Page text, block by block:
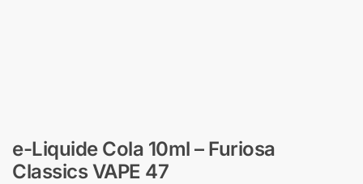
e-Liquide Cola 10ml – Furiosa
Classics VAPE 47